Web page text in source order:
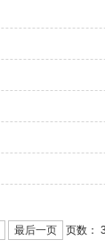
最后一页 页数：